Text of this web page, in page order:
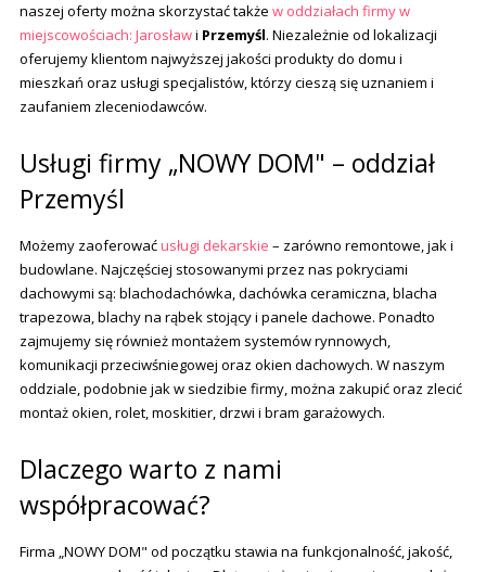
naszej oferty można skorzystać także w oddziałach firmy w
miejscowościach: Jarosławi Przemyśl. Niezależnie od lokalizacji
oferujemy klientom najwyższej jakości produkty do domu i
mieszkań oraz usługi specjalistów, którzy cieszą się uznaniem i
zaufaniem zleceniodawców.
Usługi firmy „NOWY DOM" – oddział
Przemyśl
Możemy zaoferowaćusługi dekarskie – zarówno remontowe, jak i
budowlane. Najczęściej stosowanymi przez nas pokryciami
dachowymi są: blachodachówka, dachówka ceramiczna, blacha
trapezowa, blachy na rąbek stojący i panele dachowe. Ponadto
zajmujemy się również montażem systemów rynnowych,
komunikacji przeciwśniegowej oraz okien dachowych. W naszym
oddziale, podobnie jak w siedzibie firmy, można zakupić oraz zlecić
montaż okien, rolet, moskitier, drzwi i bram garażowych.
Dlaczego warto z nami
współpracować?
Firma „NOWY DOM" od początku stawia na funkcjonalność, jakość,